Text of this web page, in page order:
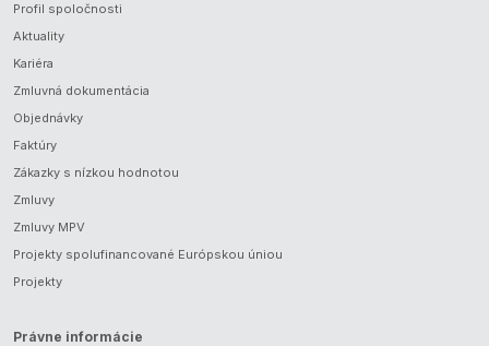
Profil spoločnosti
Aktuality
Kariéra
Zmluvná dokumentácia
Objednávky
Faktúry
Zákazky s nízkou hodnotou
Zmluvy
Zmluvy MPV
Projekty spolufinancované Európskou úniou
Projekty
Právne informácie